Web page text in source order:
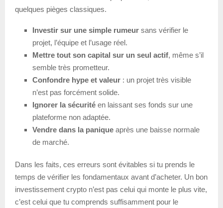
quelques pièges classiques.
Investir sur une simple rumeur sans vérifier le
projet, l’équipe et l’usage réel.
Mettre tout son capital sur un seul actif, même s’il
semble très prometteur.
Confondre hype et valeur : un projet très visible
n’est pas forcément solide.
Ignorer la sécurité en laissant ses fonds sur une
plateforme non adaptée.
Vendre dans la panique après une baisse normale
de marché.
Dans les faits, ces erreurs sont évitables si tu prends le
temps de vérifier les fondamentaux avant d’acheter. Un bon
investissement crypto n’est pas celui qui monte le plus vite,
c’est celui que tu comprends suffisamment pour le